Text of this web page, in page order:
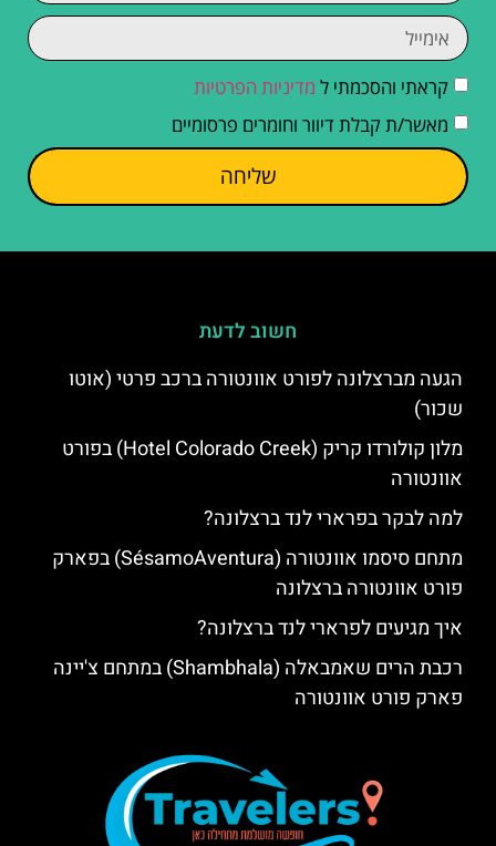
קראתי והסכמתי ל מדיניות הפרטיות
מאשר/ת קבלת דיוור וחומרים פרסומיים
שליחה
חשוב לדעת
הגעה מברצלונה לפורט אוונטורה ברכב פרטי (אוטו
שכור)
מלון קולורדו קריק (Hotel Colorado Creek) בפורט
אוונטורה
למה לבקר בפרארי לנד ברצלונה?
מתחם סיסמו אוונטורה (SésamoAventura) בפארק
פורט אוונטורה ברצלונה
איך מגיעים לפרארי לנד ברצלונה?
רכבת הרים שאמבאלה (Shambhala) במתחם צ'יינה
פארק פורט אוונטורה